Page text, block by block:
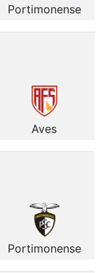
Portimonense
Aves
Portimonense